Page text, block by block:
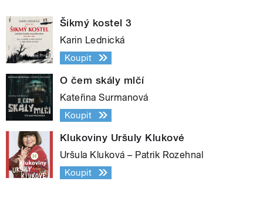
Šikmý kostel 3
Karin Lednická
Koupit
O čem skály mlčí
Kateřina Surmanová
Koupit
Klukoviny Uršuly Klukové
Uršula Kluková – Patrik Rozehnal
Koupit